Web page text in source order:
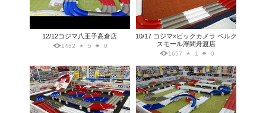
12/12コジマ八王子高倉店
1462 5 0
10/17 コジマ×ビックカメラ ベルク
スモール浮間舟渡店
1657 1 0